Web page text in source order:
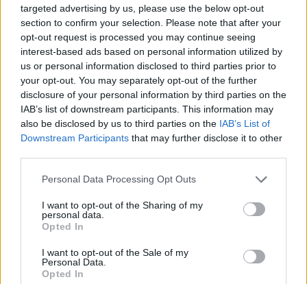
targeted advertising by us, please use the below opt-out
section to confirm your selection. Please note that after your
opt-out request is processed you may continue seeing
interest-based ads based on personal information utilized by
us or personal information disclosed to third parties prior to
your opt-out. You may separately opt-out of the further
disclosure of your personal information by third parties on the
IAB’s list of downstream participants. This information may
also be disclosed by us to third parties on the IAB’s List of
Downstream Participants that may further disclose it to other
Personal Data Processing Opt Outs
I want to opt-out of the Sharing of my
personal data.
Opted In
I want to opt-out of the Sale of my
Personal Data.
Opted In
SHOWBIZ
Ελευθερία Αρβανιτάκη: «Καλή αντάμωση» -
Ακύρωσε όλες τις συναυλίες της για λόγους
υγείας
19:55 @17-06-2025